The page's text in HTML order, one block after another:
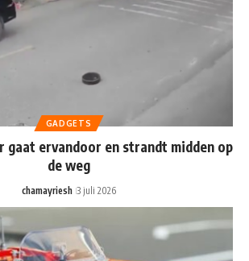
GADGETS
gaat ervandoor en strandt midden op
de weg
chamayriesh 3 juli 2026